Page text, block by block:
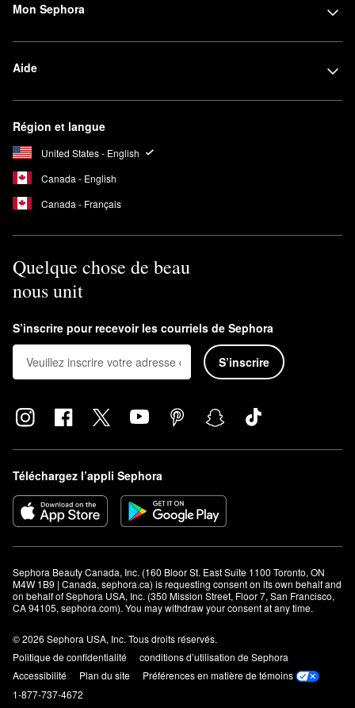
Mon Sephora
Aide
Région et langue
United States - English
Canada - English
Canada - Français
Quelque chose de beau
nous unit
S’inscrire pour recevoir les courriels de Sephora
S’inscrire
Téléchargez l’appli Sephora
Sephora Beauty Canada, Inc. (160 Bloor St. East Suite 1100 Toronto, ON
M4W 1B9 | Canada, sephora.ca) is requesting consent on its own behalf and
on behalf of Sephora USA, Inc. (350 Mission Street, Floor 7, San Francisco,
CA 94105, sephora.com). You may withdraw your consent at any time.
© 2026 Sephora USA, Inc. Tous droits réservés.
Politique de confidentialité
conditions d’utilisation de Sephora
Accessibilité
Plan du site
Préférences en matière de témoins
1-877-737-4672